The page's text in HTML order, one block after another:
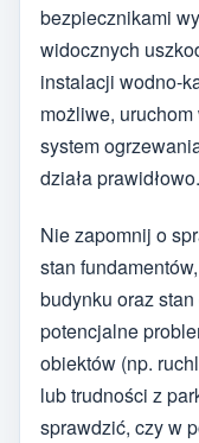
bezpiecznikami
widocznych
instalacji wodno-
możliwe, uruchom
system
działa prawidłowo.
Nie zapomnij o
stan
budynku oraz
potencjalne
obiektów (np.
lub trudności z
sprawdzić, czy w